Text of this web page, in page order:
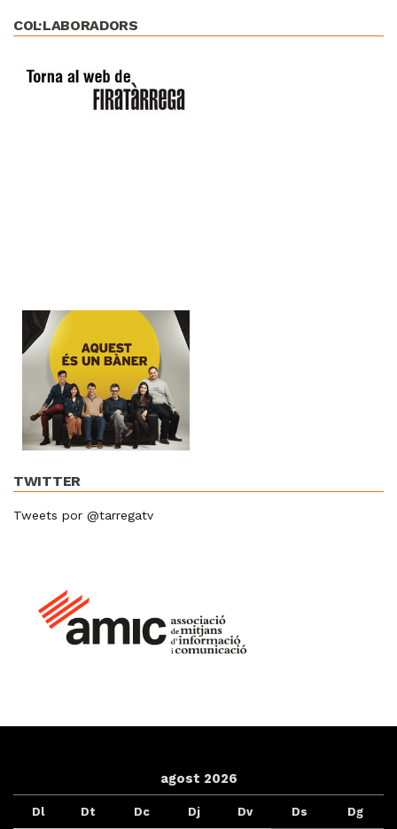
COL·LABORADORS
TWITTER
Tweets por @tarregatv
agost 2026
Dl Dt Dc Dj Dv Ds Dg